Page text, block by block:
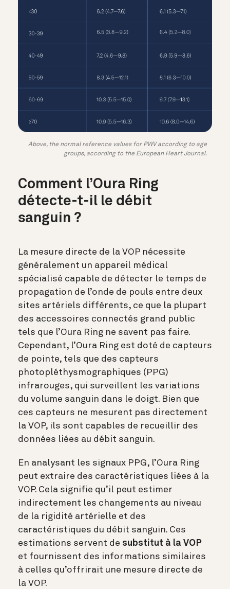
Above, the normal reference values for PWV according to age
groups, according to the European Heart Journal.
Comment l’Oura Ring
détecte-t-il le débit
sanguin ?
La mesure directe de la VOP nécessite
généralement un appareil médical
spécialisé capable de détecter le temps de
propagation de l’onde de pouls entre deux
sites artériels différents, ce que la plupart
des accessoires connectés grand public
tels que l’Oura Ring ne savent pas faire.
Cependant, l’Oura Ring est doté de capteurs
de pointe, tels que des capteurs
photopléthysmographiques (PPG)
infrarouges, qui surveillent les variations
du volume sanguin dans le doigt. Bien que
ces capteurs ne mesurent pas directement
la VOP, ils sont capables de recueillir des
données liées au débit sanguin.
En analysant les signaux PPG, l’Oura Ring
peut extraire des caractéristiques liées à la
VOP. Cela signifie qu’il peut estimer
indirectement les changements au niveau
de la rigidité artérielle et des
caractéristiques du débit sanguin. Ces
estimations servent de substitut à la VOP
et fournissent des informations similaires
à celles qu’offrirait une mesure directe de
la VOP.